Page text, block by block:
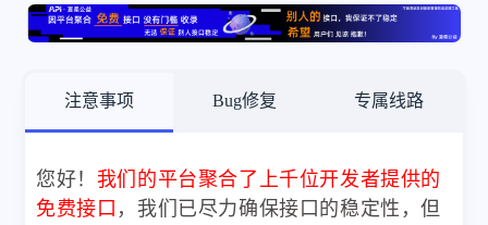
注意事项 Bug修复 专属线路
您好！ 我们的平台聚合了上千位开发者提供的
免费接口 ，我们已尽力确保接口的稳定性，但